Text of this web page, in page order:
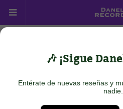
Serena - Ruínas
June 15, 2026
🎶 ¡Sigue
Entérate de nuevas reseñas y
nadie.